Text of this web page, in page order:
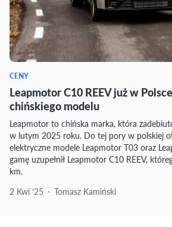
CENY
Leapmotor C10 REEV już w
chińskiego modelu
Leapmotor to chińska marka, która
w lutym 2025 roku. Do tej pory w polskiej
elektryczne modele Leapmotor T03 oraz
gamę uzupełnił Leapmotor C10 REEV,
km.
2 Kwi ‘25
Tomasz Kamiński